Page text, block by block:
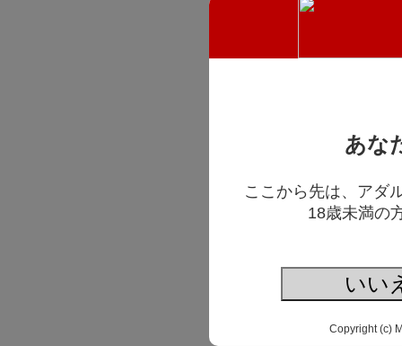
あな
ここから先は、アダ
18歳未満の
いい
Copyright (c)